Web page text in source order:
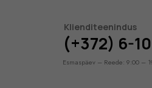
Klienditeenindus
(+372) 6-
Esmaspäev – Reede: 9:00 –